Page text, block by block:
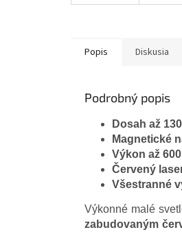
Popis Diskusia
Podrobný popis
Dosah až
Magnetické
Výkon až
Červený
Všestranné
Výkonné malé
zabudovaným